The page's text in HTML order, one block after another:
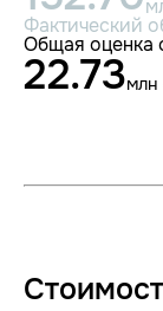
Фактический
Общая оценка
22.73млн